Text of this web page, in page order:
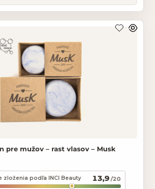
pre mužov – rast vlasov – Musk
zloženia podľa INCI Beauty 13,9/20